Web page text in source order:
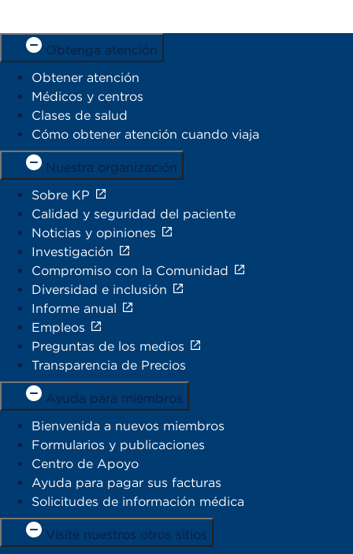
Obtenga atención
Obtener atención
Médicos y centros
Clases de salud
Cómo obtener atención cuando viaja
Nuestra organización
Sobre KP
Calidad y seguridad del paciente
Noticias y opiniones
Investigación
Compromiso con la Comunidad
Diversidad e inclusión
Informe anual
Empleos
Preguntas de los medios
Transparencia de Precios
Ayuda para miembros
Bienvenida a nuevos miembros
Formularios y publicaciones
Centro de Apoyo
Ayuda para pagar sus facturas
Solicitudes de información médica
Visite nuestros otros sitios